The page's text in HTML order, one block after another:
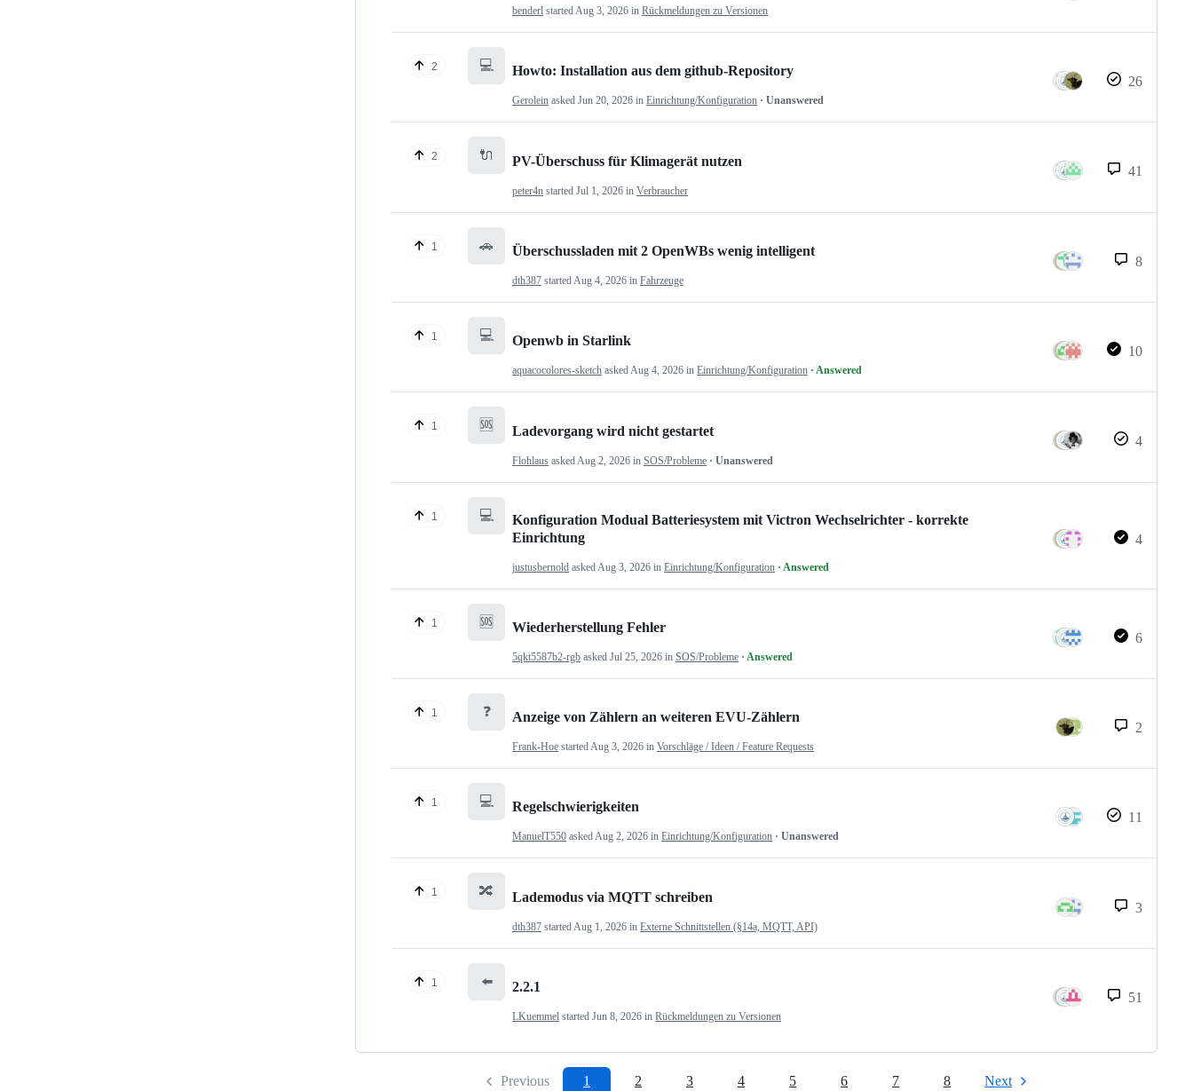
benderl startedAug 3, 2026 in Rückmeldungen zu Versionen
2 💻 Howto: Installation aus dem github-Repository
Gerolein asked Jun 20, 2026 in Einrichtung/Konfiguration · Unanswered
26
2 🔌 PV-Überschuss für Klimagerät nutzen
peter4n started Jul 1, 2026 in Verbraucher
41
1 🚗 Überschussladen mit 2 OpenWBs wenig intelligent
dth387 startedAug 4, 2026 in Fahrzeuge
8
1 💻 Openwb in Starlink
aquacocolores-sketch askedAug 4, 2026 in Einrichtung/Konfiguration · Answered
10
1 🆘 Ladevorgang wird nicht gestartet
Flohlaus asked Aug 2, 2026 in SOS/Probleme · Unanswered
4
1 💻
Konfiguration Modual Batteriesystem mit Victron Wechselrichter - korrekte
Einrichtung
justusbernold asked Aug 3, 2026 in Einrichtung/Konfiguration · Answered
4
1 🆘 Wiederherstellung Fehler
5qkt5587b2-rgb asked Jul 25, 2026 in SOS/Probleme · Answered
6
1 ❓ Anzeige von Zählern an weiteren EVU-Zählern
Frank-Hoe startedAug 3, 2026 in Vorschläge / Ideen / Feature Requests
2
1 💻 Regelschwierigkeiten
ManuelT550 askedAug 2, 2026 in Einrichtung/Konfiguration · Unanswered
11
1 🔀 Lademodus via MQTT schreiben
dth387 startedAug 1, 2026 in Externe Schnittstellen (§14a, MQTT, API)
3
1 ⬅️ 2.2.1
LKuemmel started Jun 8, 2026 in Rückmeldungen zu Versionen
51
Previous 1 2 3 4 5 6 7 8 Next